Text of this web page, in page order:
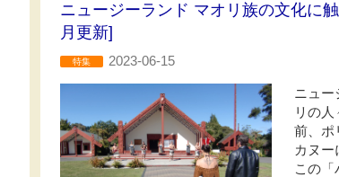
ニュージーランド マオリ族の文化に
月更新]
特集 2023-06-15
ニュー
リの
前、ポ
カヌー
この「